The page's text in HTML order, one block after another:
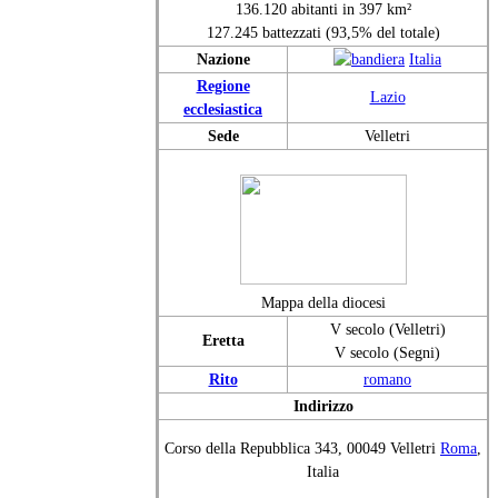
136.120 abitanti in 397 km²
127.245 battezzati (93,5% del totale)
Nazione
Italia
Regione
ecclesiastica
Lazio
Sede Velletri
Mappa della diocesi
Eretta
V secolo (Velletri)
V secolo (Segni)
Rito
romano
Indirizzo
Corso della Repubblica 343, 00049 Velletri Roma
Italia